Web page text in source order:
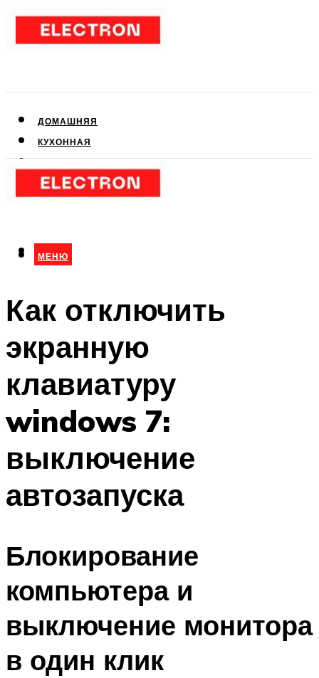
ДОМАШНЯЯ
КУХОННАЯ
КЛИМАТИЧЕСКАЯ
МЕНЮ
МЕНЮ
Как отключить
экранную
клавиатуру
windows 7:
выключение
автозапуска
Блокирование
компьютера и
выключение монитора
в один клик